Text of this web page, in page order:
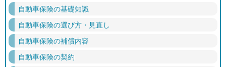
自動車保険の基礎知識
自動車保険の選び方・見直し
自動車保険の補償内容
自動車保険の契約